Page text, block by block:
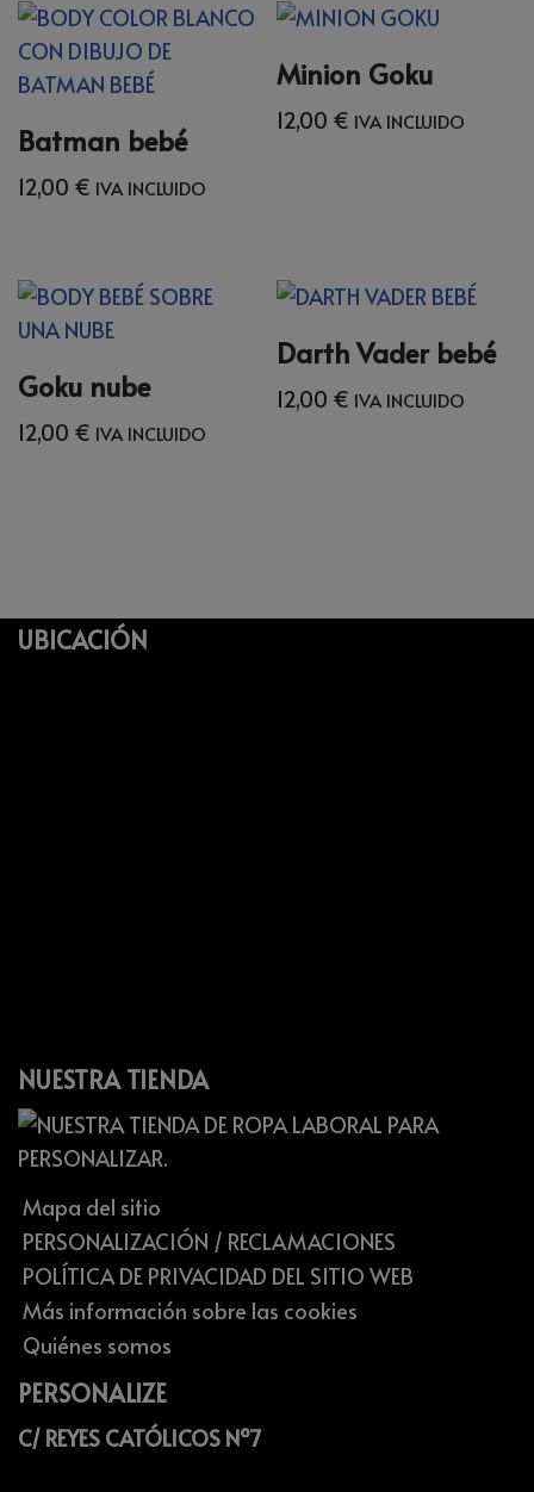
Batman bebé
12,00 € IVA INCLUIDO
Minion Goku
12,00 € IVA INCLUIDO
Goku nube
12,00 € IVA INCLUIDO
Darth Vader bebé
12,00 € IVA INCLUIDO
UBICACIÓN
NUESTRA TIENDA
Mapa del sitio
PERSONALIZACIÓN / RECLAMACIONES
POLÍTICA DE PRIVACIDAD DEL SITIO WEB
Más información sobre las cookies
Quiénes somos
PERSONALIZE
C/ REYES CATÓLICOS Nº7